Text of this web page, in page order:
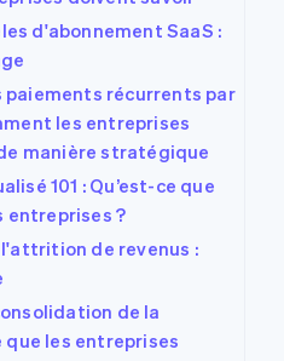
d'abonnement SaaS :
paiements récurrents par
les entreprises
manière stratégique
101 : Qu’est-ce que
entreprises ?
de revenus :
de la
les entreprises